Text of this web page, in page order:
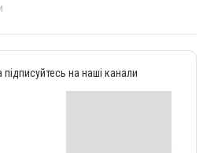
на наші канали